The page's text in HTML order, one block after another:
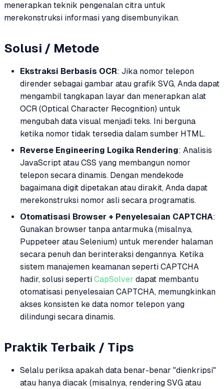
menerapkan teknik pengenalan citra untuk
merekonstruksi informasi yang disembunyikan.
Solusi / Metode
Ekstraksi Berbasis OCR: Jika nomor telepon
dirender sebagai gambar atau grafik SVG, Anda dapat
mengambil tangkapan layar dan menerapkan alat
OCR (Optical Character Recognition) untuk
mengubah data visual menjadi teks. Ini berguna
ketika nomor tidak tersedia dalam sumber HTML.
Reverse Engineering Logika Rendering: Analisis
JavaScript atau CSS yang membangun nomor
telepon secara dinamis. Dengan mendekode
bagaimana digit dipetakan atau dirakit, Anda dapat
merekonstruksi nomor asli secara programatis.
Otomatisasi Browser + Penyelesaian CAPTCHA:
Gunakan browser tanpa antarmuka (misalnya,
Puppeteer atau Selenium) untuk merender halaman
secara penuh dan berinteraksi dengannya. Ketika
sistem manajemen keamanan seperti CAPTCHA
hadir, solusi seperti CapSolver dapat membantu
otomatisasi penyelesaian CAPTCHA, memungkinkan
akses konsisten ke data nomor telepon yang
dilindungi secara dinamis.
Praktik Terbaik / Tips
Selalu periksa apakah data benar-benar "dienkripsi"
atau hanya diacak (misalnya, rendering SVG atau